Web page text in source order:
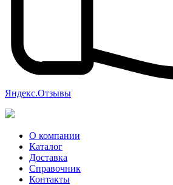
Яндекс.Отзывы
О компании
Каталог
Доставка
Справочник
Контакты